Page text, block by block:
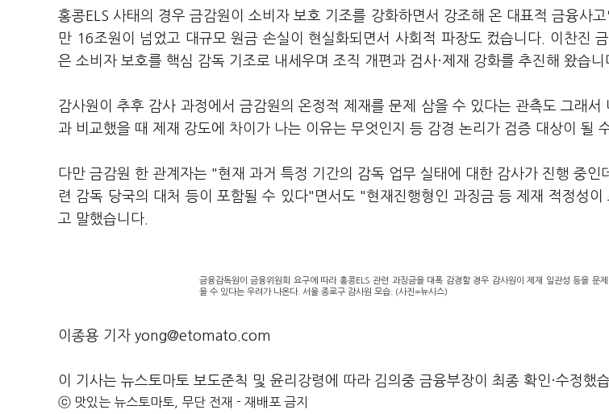
홍콩ELS 사태의 경우 금감원이 소비자 보호 기조를 강화하면서 강조해 온 대표적 금융사
만 16조원이 넘었고 대규모 원금 손실이 현실화되면서 사회적 파장도 컸습니다. 이찬진
은 소비자 보호를 핵심 감독 기조로 내세우며 조직 개편과 검사·제재 강화를 추진해 왔습니
감사원이 추후 감사 과정에서 금감원의 온정적 제재를 문제 삼을 수 있다는 관측도 그래서
과 비교했을 때 제재 강도에 차이가 나는 이유는 무엇인지 등 감경 논리가 검증 대상이 될
다만 금감원 한 관계자는 "현재 과거 특정 기간의 감독 업무 실태에 대한 감사가 진행 중인
련 감독 당국의 대처 등이 포함될 수 있다"면서도 "현재진행형인 과징금 등 제재 적정성
고 말했습니다.
금융감독원이 금융위원회 요구에 따라 홍콩ELS 관련 과징금을 대폭 감경할 경우 감사원이 제재 일관성 등을 문
을 수 있다는 우려가 나온다. 서울 종로구 감사원 모습. (사진=뉴시스)
이종용 기자 yong@etomato.com
이 기사는 뉴스토마토 보도준칙 및 윤리강령에 따라 김의중 금융부장이 최종 확인·수정했
ⓒ 맛있는 뉴스토마토, 무단 전재 - 재배포 금지